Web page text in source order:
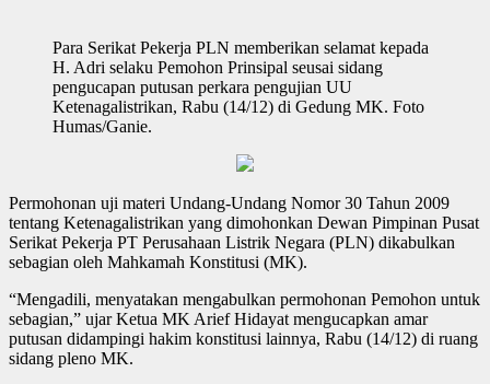
Para Serikat Pekerja PLN memberikan selamat kepada
H. Adri selaku Pemohon Prinsipal seusai sidang
pengucapan putusan perkara pengujian UU
Ketenagalistrikan, Rabu (14/12) di Gedung MK. Foto
Humas/Ganie.
Permohonan uji materi Undang-Undang Nomor 30 Tahun 2009
tentang Ketenagalistrikan yang dimohonkan Dewan Pimpinan Pusat
Serikat Pekerja PT Perusahaan Listrik Negara (PLN) dikabulkan
sebagian oleh Mahkamah Konstitusi (MK).
“Mengadili, menyatakan mengabulkan permohonan Pemohon untuk
sebagian,” ujar Ketua MK Arief Hidayat mengucapkan amar
putusan didampingi hakim konstitusi lainnya, Rabu (14/12) di ruang
sidang pleno MK.